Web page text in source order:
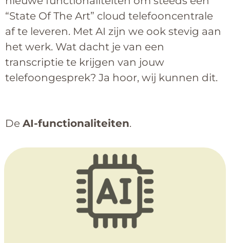
“State Of The Art” cloud telefooncentrale
af te leveren. Met AI zijn we ook stevig aan
het werk. Wat dacht je van een
transcriptie te krijgen van jouw
telefoongesprek? Ja hoor, wij kunnen dit.
De AI-functionaliteiten.